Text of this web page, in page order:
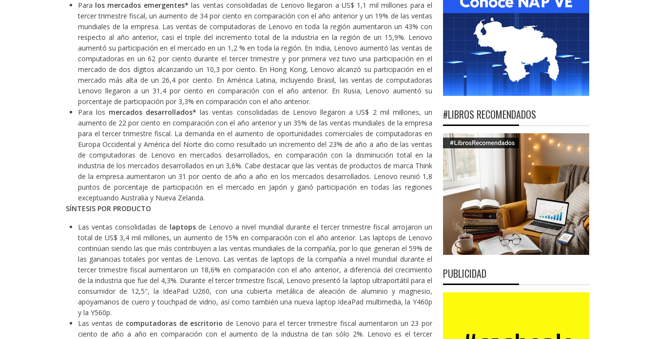
Para los mercados emergentes* las ventas consolidadas de Lenovo llegaron a US$ 1,1 mil millones para el
tercer trimestre fiscal, un aumento de 34 por ciento en comparación con el año anterior y un 19% de las ventas
mundiales de la empresa. Las ventas de computadoras de Lenovo en toda la región aumentaron un 43% con
respecto al año anterior, casi el triple del incremento total de la industria en la región de un 15,9%. Lenovo
aumentó su participación en el mercado en un 1,2 % en toda la región. En India, Lenovo aumentó las ventas de
computadoras en un 62 por ciento durante el tercer trimestre y por primera vez tuvo una participación en el
mercado de dos dígitos alcanzando un 10,3 por ciento. En Hong Kong, Lenovo alcanzó su participación en el
mercado más alta de un 26,4 por ciento. En América Latina, incluyendo Brasil, las ventas de computadoras
Lenovo llegaron a un 31,4 por ciento en comparación con el año anterior. En Rusia, Lenovo aumentó su
porcentaje de participación por 3,3% en comparación con el año anterior.
Para los mercados desarrollados* las ventas consolidadas de Lenovo llegaron a US$ 2 mil millones, un
aumento de 22 por ciento en comparación con el año anterior y un 35% de las ventas mundiales de la empresa
para el tercer trimestre fiscal. La demanda en el aumento de oportunidades comerciales de computadoras en
Europa Occidental y América del Norte dio como resultado un incremento del 23% de año a año de las ventas
de computadoras de Lenovo en mercados desarrollados, en comparación con la disminución total en la
industria de los mercados desarrollados en un 3,6%. Cabe destacar que las ventas de productos de marca Think
de la empresa aumentaron un 31 por ciento de año a año en los mercados desarrollados. Lenovo reunió 1,8
puntos de porcentaje de participación en el mercado en Japón y ganó participación en todas las regiones
exceptuando Australia y Nueva Zelanda.
SÍNTESIS POR PRODUCTO
Las ventas consolidadas de laptops de Lenovo a nivel mundial durante el tercer trimestre fiscal arrojaron un
total de US$ 3,4 mil millones, un aumento de 15% en comparación con el año anterior. Las laptops de Lenovo
continúan siendo las que más contribuyen a las ventas mundiales de la compañía, por lo que generan el 59% de
las ganancias totales por ventas de Lenovo. Las ventas de laptops de la compañía a nivel mundial durante el
tercer trimestre fiscal aumentaron un 18,6% en comparación con el año anterior, a diferencia del crecimiento
de la industria que fue del 4,3%. Durante el tercer trimestre fiscal, Lenovo presentó la laptop ultraportátil para el
consumidor de 12,5″, la IdeaPad U260, con una cubierta metálica de aleación de aluminio y magnesio,
apoyamanos de cuero y touchpad de vidrio, así como también una nueva laptop IdeaPad multimedia, la Y460p
y la Y560p.
Las ventas de computadoras de escritorio de Lenovo para el tercer trimestre fiscal aumentaron un 23 por
ciento de año a año en comparación con el aumento de la industria de tan sólo 2%. Lenovo es el tercer
#LIBROS RECOMENDADOS
PUBLICIDAD